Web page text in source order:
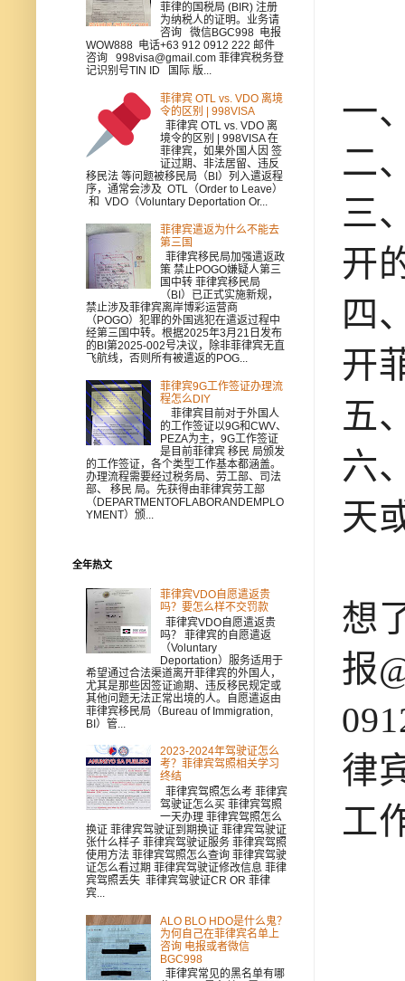
一
二
三
开
四
开
五
六
天
想
报
律
工
菲律的国税局 (BIR) 注册
为纳税人的证明。业务请
咨询 微信BGC998 电报
WOW888 电话+63 912 0912 222 邮件
咨询 998visa@gmail.com 菲律宾税务登
记识别号TIN ID 国际 版...
菲律宾 OTL vs. VDO 离境
令的区别 | 998VISA
菲律宾 OTL vs. VDO 离
境令的区别 | 998VISA 在
菲律宾，如果外国人因 签
证过期、非法居留、违反
移民法 等问题被移民局（BI）列入遣返程
序，通常会涉及 OTL（Order to Leave）
和 VDO（Voluntary Deportation Or...
菲律宾遣返为什么不能去
第三国
菲律宾移民局加强遣返政
策 禁止POGO嫌疑人第三
国中转 菲律宾移民局
（BI）已正式实施新规，
禁止涉及菲律宾离岸博彩运营商
（POGO）犯罪的外国逃犯在遣返过程中
经第三国中转。根据2025年3月21日发布
的BI第2025-002号决议，除非菲律宾无直
飞航线，否则所有被遣返的POG...
菲律宾9G工作签证办理流
程怎么DIY
菲律宾目前对于外国人
的工作签证以9G和CWV、
PEZA为主，9G工作签证
是目前菲律宾 移民 局颁发
的工作签证，各个类型工作基本都涵盖。
办理流程需要经过税务局、劳工部、司法
部、 移民 局。先获得由菲律宾劳工部
（DEPARTMENTOFLABORANDEMPLO
YMENT）颁...
全年热文
菲律宾VDO自愿遣返贵
吗？要怎么样不交罚款
菲律宾VDO自愿遣返贵
吗？ 菲律宾的自愿遣返
（Voluntary
Deportation）服务适用于
希望通过合法渠道离开菲律宾的外国人，
尤其是那些因签证逾期、违反移民规定或
其他问题无法正常出境的人。自愿遣返由
菲律宾移民局（Bureau of Immigration,
BI）管...
2023-2024年驾驶证怎么
考？菲律宾驾照相关学习
终结
菲律宾驾照怎么考 菲律宾
驾驶证怎么买 菲律宾驾照
一天办理 菲律宾驾照怎么
换证 菲律宾驾驶证到期换证 菲律宾驾驶证
张什么样子 菲律宾驾驶证服务 菲律宾驾照
使用方法 菲律宾驾照怎么查询 菲律宾驾驶
证怎么看过期 菲律宾驾驶证修改信息 菲律
宾驾照丢失 菲律宾驾驶证CR OR 菲律
宾...
ALO BLO HDO是什么鬼？
为何自己在菲律宾名单上
咨询 电报或者微信
BGC998
菲律宾常见的黑名单有哪